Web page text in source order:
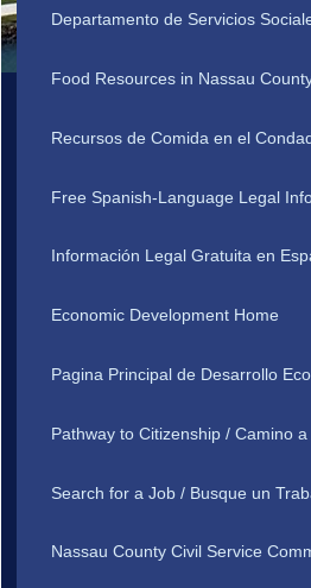
Departamento de Servicios
Food Resources in Nassau
Recursos de Comida en el
Free Spanish-Language Legal
Información Legal Gratuita en
Economic Development Home
Pagina Principal de Desarrollo
Pathway to Citizenship / Camino
Search for a Job / Busque un
Nassau County Civil Service